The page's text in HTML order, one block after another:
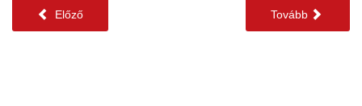
Előző Tovább